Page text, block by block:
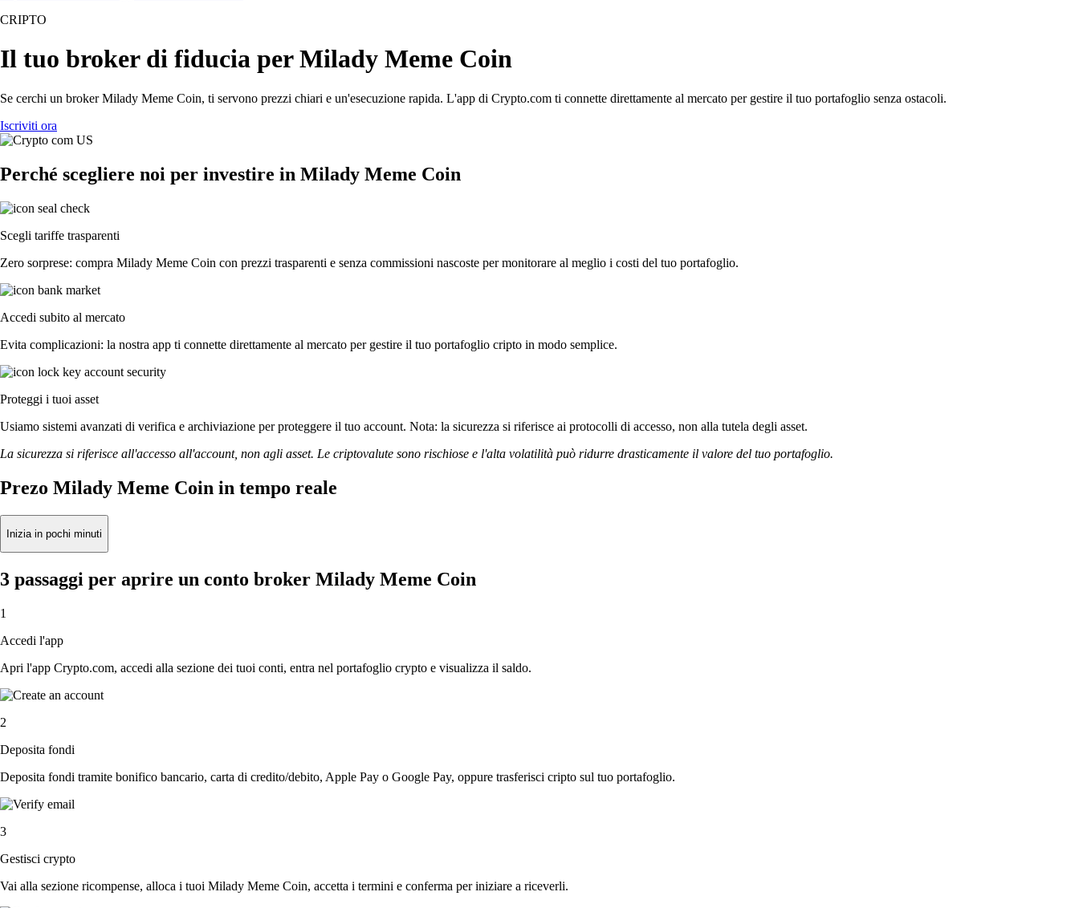
CRIPTO
Il tuo broker di fiducia per Milady Meme Coin
Se cerchi un broker Milady Meme Coin, ti servono prezzi chiari e un'esecuzione rapida. L'app di Crypto.com ti connette direttamente al mercato per gestire il tuo portafoglio senza ostacoli.
Iscriviti ora
Perché scegliere noi per investire in Milady Meme Coin
Scegli tariffe trasparenti
Zero sorprese: compra Milady Meme Coin con prezzi trasparenti e senza commissioni nascoste per monitorare al meglio i costi del tuo portafoglio.
Accedi subito al mercato
Evita complicazioni: la nostra app ti connette direttamente al mercato per gestire il tuo portafoglio cripto in modo semplice.
Proteggi i tuoi asset
Usiamo sistemi avanzati di verifica e archiviazione per proteggere il tuo account. Nota: la sicurezza si riferisce ai protocolli di accesso, non alla tutela degli asset.
La sicurezza si riferisce all'accesso all'account, non agli asset. Le criptovalute sono rischiose e l'alta volatilità può ridurre drasticamente il valore del tuo portafoglio.
Prezo Milady Meme Coin in tempo reale
Inizia in pochi minuti
3 passaggi per aprire un conto broker Milady Meme Coin
1
Accedi l'app
Apri l'app Crypto.com, accedi alla sezione dei tuoi conti, entra nel portafoglio crypto e visualizza il saldo.
2
Deposita fondi
Deposita fondi tramite bonifico bancario, carta di credito/debito, Apple Pay o Google Pay, oppure trasferisci cripto sul tuo portafoglio.
3
Gestisci crypto
Vai alla sezione ricompense, alloca i tuoi Milady Meme Coin, accetta i termini e conferma per iniziare a riceverli.